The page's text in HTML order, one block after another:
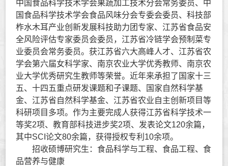
中国食品科学技术学会果蔬加工技术分会常务委员、 中
国食品科学技术学会食品风味分会专委会委员、科技部
柞水木耳产业创新发展科技助力团专家、 江苏省食品安
全风险评估专家委员会委员，江苏省冷链学会预制菜专
业委员会常务委员。获江苏省六大高峰人才、江苏省农
学会第六届女科学家、南京农业大学优秀教师、南京农
业大学优秀研究生教师等荣誉。近年来承担了国家十三
五、十四五重点研发课题和子课题、国家自然科学基
金、江苏省自然科学基金、江苏省农业自主创新项目等
科研项目多项。作为主要完成人获得江苏省科学技术一
等奖2项、教育部科技进步奖2项、发表论文120余篇，
其中SCI论文80余篇，获得授权专利 10余项。
招收硕博研究生：食品科学与工程、食品工程、食
品营养与健康